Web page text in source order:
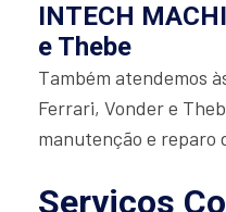
INTECH
e Thebe
Também atendemos
Ferrari, Vonder e
manutenção e reparo
Serviços